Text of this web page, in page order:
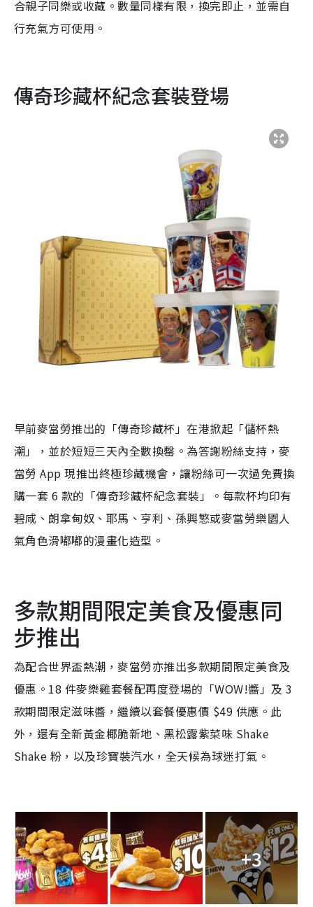
合親子同樂或收藏。數量同樣有限，換完即止，並需自
行充氣方可使用。
傳奇珍藏杯紀念套裝登場
早前麥當勞推出的「傳奇珍藏杯」在港掀起「儲杯熱
潮」，並於短短三天內全數換罄。為答謝粉絲支持，麥
當勞 App 現推出終極珍藏機會，讓粉絲可一次過免費換
購一套 6 款的「傳奇珍藏杯紀念套裝」。每款杯均印有
碧咸、朗拿甸奴、耶馬、亨利、孫興慜或麥當勞樂園人
氣角色滑嘟嘟的漫畫化造型。
多款期間限定美食及優惠同
步推出
為配合世界盃熱潮，麥當勞亦推出多款期間限定美食及
優惠。18 件麥樂雞套餐配再度登場的「WOW!醬」及 3
款期間限定滋味醬，繼續以套餐優惠價 $49 供應。此
外，還有全新黃金椰脆新地、黑松露紫菜味 Shake
Shake 粉，以及珍寶裝汽水，全天候為球迷打氣。
+3